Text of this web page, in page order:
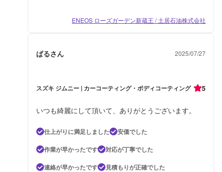
ENEOS ローズガーデン新蔵王 / 土居石油株式会社
ぱるさん 2025/07/27
スズキ ジムニー | カーコーティング・ボディコーティング 5
いつも綺麗にして頂いて、ありがとうございます。
仕上がりに満足しました
安価でした
作業が早かったです
対応が丁寧でした
連絡が早かったです
見積もりが正確でした